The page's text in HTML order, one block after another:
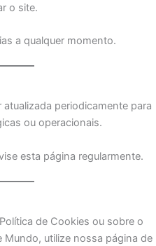
o site.
a qualquer momento.
periodicamente para
ou operacionais.
esta página regularmente.
de Cookies ou sobre o
utilize nossa página de